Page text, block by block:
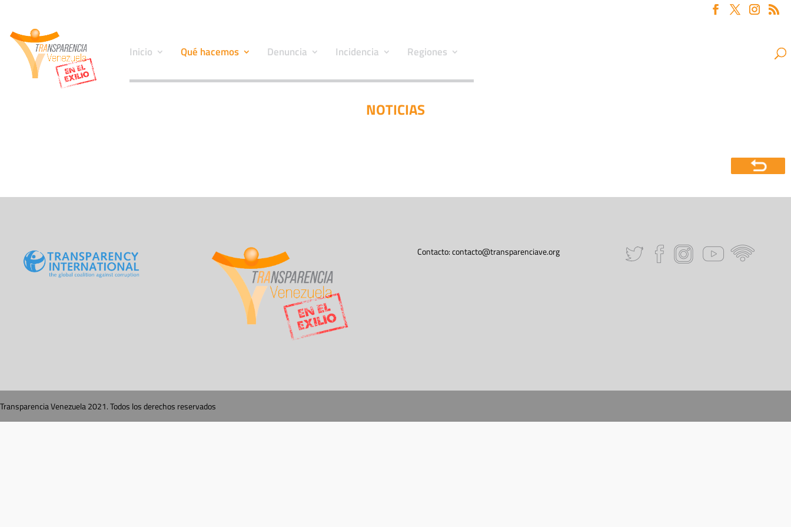
Inicio Qué hacemos Denuncia Incidencia Regiones
NOTICIAS
Contacto:contacto@transparenciave.org
Transparencia Venezuela 2021. Todos los derechos reservados